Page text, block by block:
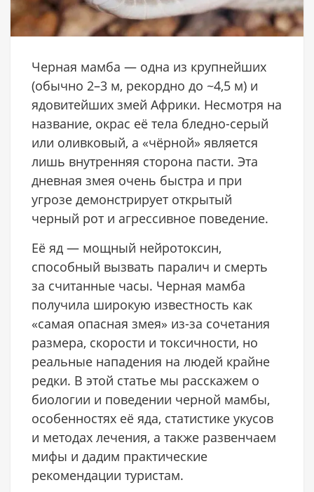
Черная мамба — одна из крупнейших
(обычно 2–3 м, рекордно до ~4,5 м) и
ядовитейших змей Африки. Несмотря на
название, окрас её тела бледно-серый
или оливковый, а «чёрной» является
лишь внутренняя сторона пасти. Эта
дневная змея очень быстра и при
угрозе демонстрирует открытый
черный рот и агрессивное поведение.
Её яд — мощный нейротоксин,
способный вызвать паралич и смерть
за считанные часы. Черная мамба
получила широкую известность как
«самая опасная змея» из-за сочетания
размера, скорости и токсичности, но
реальные нападения на людей крайне
редки. В этой статье мы расскажем о
биологии и поведении черной мамбы,
особенностях её яда, статистике укусов
и методах лечения, а также развенчаем
мифы и дадим практические
рекомендации туристам.